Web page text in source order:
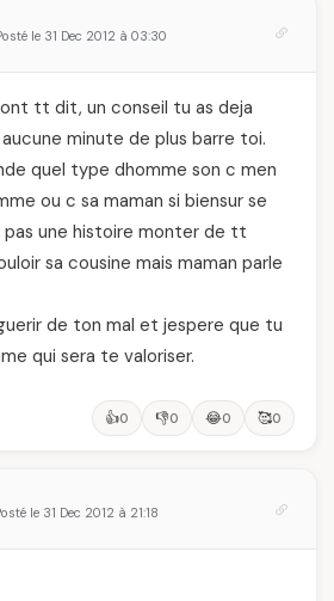
le 31 Dec 2012 à 03:30
tt dit, un conseil tu as deja
minute de plus barre toi.
quel type dhomme son c men
ou c sa maman si biensur se
une histoire monter de tt
sa cousine mais maman parle
de ton mal et jespere que tu
qui sera te valoriser.
👍0 👎0 😂0 🥰0
le 31 Dec 2012 à 21:18